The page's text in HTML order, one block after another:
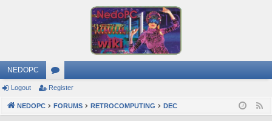
NEDOPC
or
u
Logout Register
NEDOPC FORUMS RETROCOMPUTING DEC